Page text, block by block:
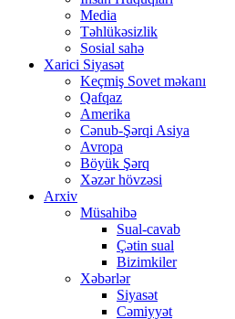
Media
Təhlükəsizlik
Sosial sahə
Xarici Siyasət
Keçmiş Sovet məkanı
Qafqaz
Amerika
Cənub-Şərqi Asiya
Avropa
Böyük Şərq
Xəzər hövzəsi
Arxiv
Müsahibə
Sual-cavab
Çətin sual
Bizimkiler
Xəbərlər
Siyasət
Cəmiyyət